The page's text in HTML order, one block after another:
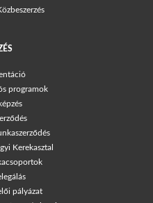
programok
Kerekasztal
pályázat